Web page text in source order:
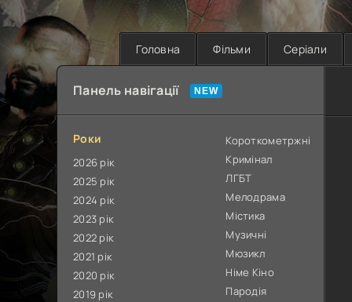
Головна Фільми Серіали
Панель навігації
Роки
2026 рік
2025 рік
2024 рік
2023 рік
2022 рік
2021 рік
2020 рік
2019 рік
Короткометржні
Кримінал
ЛГБТ
Мелодрама
Містика
Музичні
Мюзикл
Німе Кіно
Пародія